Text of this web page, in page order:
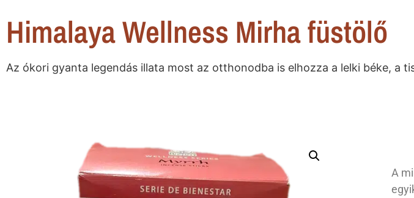
Himalaya Wellness Mirha füstölő
Az ókori gyanta legendás illata most az otthonodba is elhozza a lelki béke, a
A